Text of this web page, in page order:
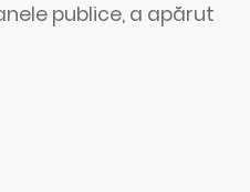
publice, a apărut